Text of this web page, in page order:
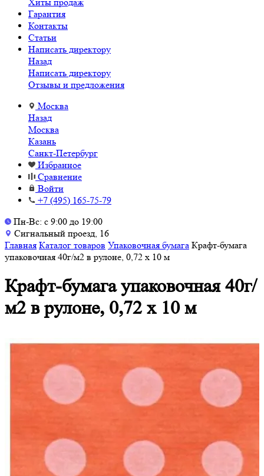
Гарантия
Контакты
Статьи
Написать директору
Назад
Написать директору
Отзывы и предложения
Москва
Назад
Москва
Казань
Санкт-Петербург
Избранное
Сравнение
Войти
+7 (495) 165-75-79
Пн-Вс: с 9:00 до 19:00
Сигнальный проезд, 16
Главная Каталог товаров Упаковочная бумага Крафт-бумага
упаковочная 40г/м2 в рулоне, 0,72 x 10 м
Крафт-бумага упаковочная 40г/
м2 в рулоне, 0,72 x 10 м